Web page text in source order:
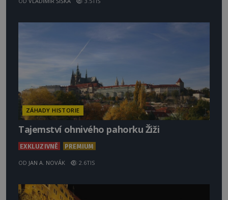
ZÁHADY HISTORIE
Tajemství ohnivého pahorku Žiži
EXKLUZIVNĚ PREMIUM
OD JAN A. NOVÁK 2.6TIS